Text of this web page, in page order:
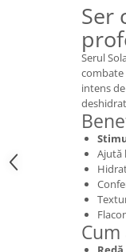
Ser
Serul
combate
intens de
Ajută